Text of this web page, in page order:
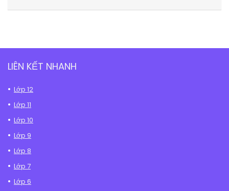
LIÊN KẾT NHANH
Lớp 12
Lớp 11
Lớp 10
Lớp 9
Lớp 8
Lớp 7
Lớp 6